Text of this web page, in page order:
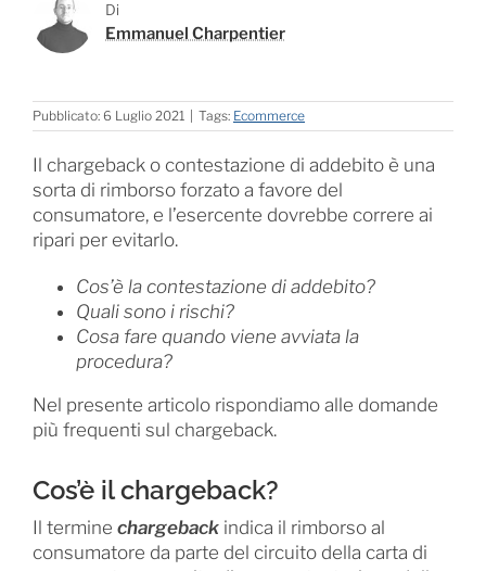
Di
Emmanuel Charpentier
Pubblicato: 6 Luglio 2021 Tags: Ecommerce
Il chargeback o contestazione di addebito è una
sorta di rimborso forzato a favore del
consumatore, e l’esercente dovrebbe correre ai
ripari per evitarlo.
Cos’è la contestazione di addebito?
Quali sono i rischi?
Cosa fare quando viene avviata la
procedura?
Nel presente articolo rispondiamo alle domande
più frequenti sul chargeback.
Cos’è il chargeback?
Il termine chargebackindica il rimborso al
consumatore da parte del circuito della carta di